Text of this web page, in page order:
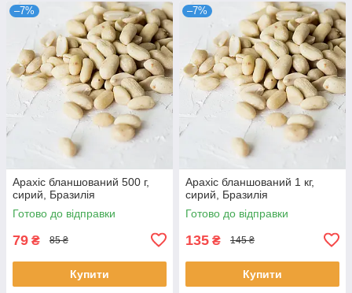
–7%
Арахіс бланшований 500 г,
сирий, Бразилія
Готово до відправки
79 ₴ 85 ₴
Купити
–7%
Арахіс бланшований 1 кг,
сирий, Бразилія
Готово до відправки
135 ₴ 145 ₴
Купити